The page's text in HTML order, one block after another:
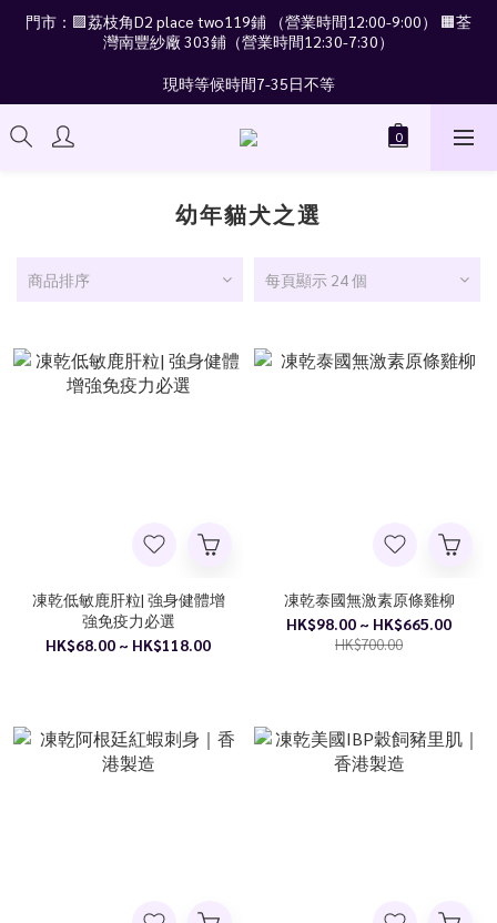
門市：🟪荔枝角D2 place two119鋪 （營業時間12:00-9:00） 🟧荃
灣南豐紗廠 303鋪（營業時間12:30-7:30）
現時等候時間7-35日不等
幼年貓犬之選
商品排序 每頁顯示 24 個
凍乾低敏鹿肝粒| 強身健體增
強免疫力必選
HK$68.00 ~ HK$118.00
凍乾泰國無激素原條雞柳
HK$98.00 ~ HK$665.00
HK$700.00